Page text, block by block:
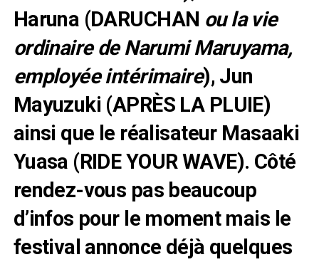
Haruna (DARUCHAN ou la vie
ordinaire de Narumi Maruyama,
employée intérimaire), Jun
Mayuzuki (APRÈS LA PLUIE)
ainsi que le réalisateur Masaaki
Yuasa (RIDE YOUR WAVE). Côté
rendez-vous pas beaucoup
d’infos pour le moment mais le
festival annonce déjà quelques